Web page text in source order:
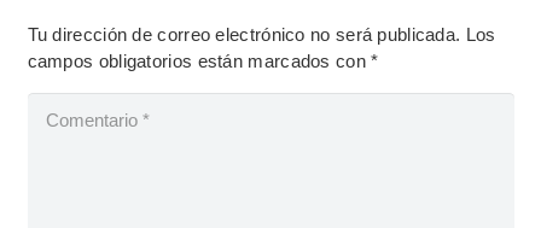
Tu dirección de correo electrónico no será publicada. Los
campos obligatorios están marcados con*